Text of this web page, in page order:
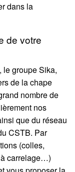
dans la
de votre
le groupe Sika,
de la chape
nombre de
nos
que du réseau
CSTB. Par
(colles,
à carrelage…)